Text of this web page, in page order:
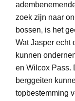
zoek zijn naar
bossen, is het
Wat Jasper echt
kunnen
en Wilcox Pass.
berggeiten
topbestemming